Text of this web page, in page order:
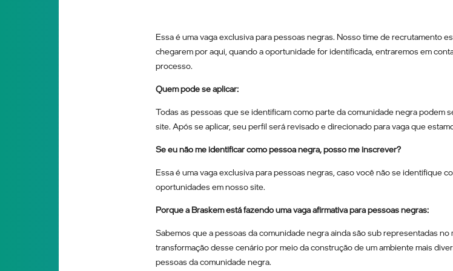
Essa é uma vaga exclusiva para pessoas negras. Nosso time de recrutamento
chegarem por aqui, quando a oportunidade for identificada, entraremos em
processo.
Quem pode se aplicar:
Todas as pessoas que se identificam como parte da comunidade negra podem
site. Após se aplicar, seu perfil será revisado e direcionado para vaga que
Se eu não me identificar como pessoa negra, posso me inscrever?
Essa é uma vaga exclusiva para pessoas negras, caso você não se identifique
oportunidades em nosso site.
Porque a Braskem está fazendo uma vaga afirmativa para pessoas negras:
Sabemos que a pessoas da comunidade negra ainda são sub representadas
transformação desse cenário por meio da construção de um ambiente mais
pessoas da comunidade negra.